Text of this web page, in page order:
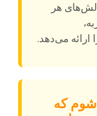
هر
ارائه می‌دهد.
شوم که